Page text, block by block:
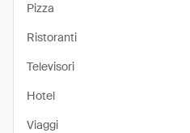
Pizza
Ristoranti
Televisori
Hotel
Viaggi